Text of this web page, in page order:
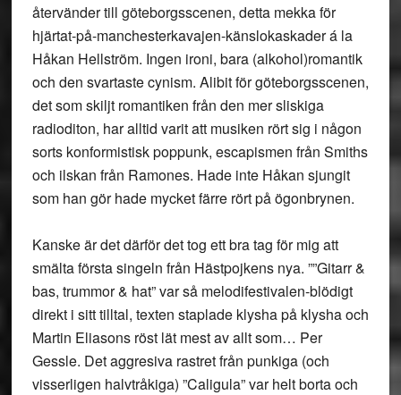
återvänder till göteborgsscenen, detta mekka för
hjärtat-på-manchesterkavajen-känslokaskader á la
Håkan Hellström. Ingen ironi, bara (alkohol)romantik
och den svartaste cynism. Alibit för göteborgsscenen,
det som skiljt romantiken från den mer sliskiga
radioditon, har alltid varit att musiken rört sig i någon
sorts konformistisk poppunk, escapismen från Smiths
och ilskan från Ramones. Hade inte Håkan sjungit
som han gör hade mycket färre rört på ögonbrynen.
Kanske är det därför det tog ett bra tag för mig att
smälta första singeln från Hästpojkens nya. ””Gitarr &
bas, trummor & hat” var så melodifestivalen-blödigt
direkt i sitt tilltal, texten staplade klysha på klysha och
Martin Eliasons röst lät mest av allt som… Per
Gessle. Det aggresiva rastret från punkiga (och
visserligen halvtråkiga) ”Caligula” var helt borta och